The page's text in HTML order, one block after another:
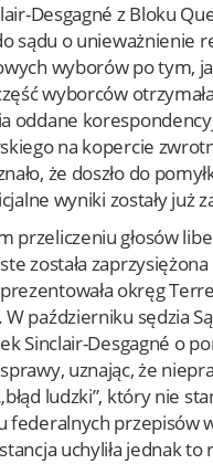
Desgagné z Bloku
sądu o unieważnienie
wyborów po tym,
wyborców
oddane
na kopercie
że doszło do
wyniki zostały już
przeliczeniu głosów
została
okręg
październiku sędzia
Sinclair-Desgagné o
uznając, że
ludzki”, który nie
federalnych przepisów
uchyliła jednak